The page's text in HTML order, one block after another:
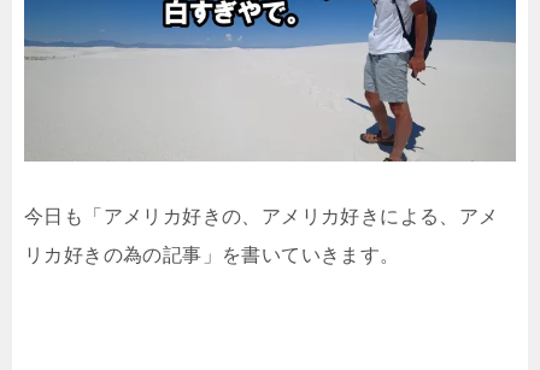
今日も「アメリカ好きの、アメリカ好きによる、アメ
リカ好きの為の記事」を書いていきます。